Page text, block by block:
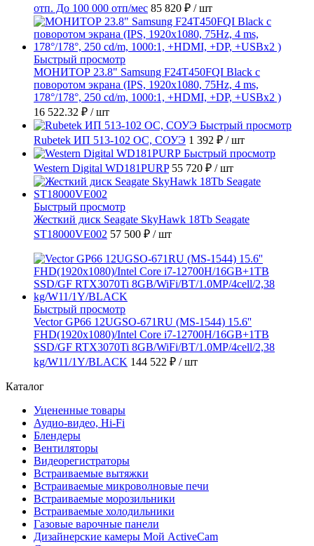
отп. До 100 000 отп/мес 85 820 ₽ / шт
Быстрый просмотр
МОНИТОР 23.8" Samsung F24T450FQI Black с
поворотом экрана (IPS, 1920x1080, 75Hz, 4 ms,
178°/178°, 250 cd/m, 1000:1, +HDMI, +DP, +USBx2 )
16 522.32 ₽ / шт
Быстрый просмотр
Rubetek ИП 513-102 ОС, СОУЭ 1 392 ₽ / шт
Быстрый просмотр
Western Digital WD181PURP 55 720 ₽ / шт
Быстрый просмотр
Жесткий диск Seagate SkyHawk 18Tb Seagate
ST18000VE002 57 500 ₽ / шт
Быстрый просмотр
Vector GP66 12UGSO-671RU (MS-1544) 15.6''
FHD(1920x1080)/Intel Core i7-12700H/16GB+1TB
SSD/GF RTX3070Ti 8GB/WiFi/BT/1.0MP/4cell/2,38
kg/W11/1Y/BLACK 144 522 ₽ / шт
Каталог
Уцененные товары
Аудио-видео, Hi-Fi
Блендеры
Вентиляторы
Видеорегистраторы
Встраиваемые вытяжки
Встраиваемые микроволновые печи
Встраиваемые морозильники
Встраиваемые холодильники
Газовые варочные панели
Дизайнерские камеры Мой ActiveCam